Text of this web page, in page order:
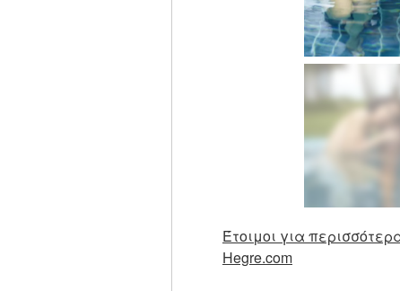
Έτοιμοι για
Hegre.com